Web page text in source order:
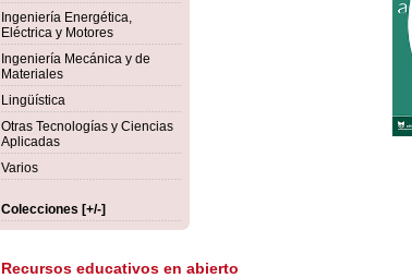
Ingeniería Energética,
Eléctrica y Motores
Ingeniería Mecánica y de
Materiales
Lingüística
Otras Tecnologías y Ciencias
Aplicadas
Varios
Colecciones [+/-]
Recursos educativos en abierto